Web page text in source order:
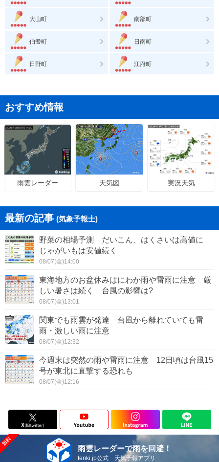
大山町 南部町
伯耆町 日南町
日野町 江府町
おすすめ情報
雨雲レーダー 天気図 実況天気
最新の記事 (気象予報士)
野菜の相場予測 だいこん、はくさいは高値に
じゃがいもは安値続く
08/07(金)14:00
東海地方のお盆休みはにわか雨や雷雨に注意 厳
しい暑さは続く 台風の影響は?
08/07(金)13:01
関東でも雨雲が発達 台風から離れていても雷
雨・激しい雨に注意
08/07(金)12:32
今週末は突然の雨や雷雨に注意 12日頃は台風15
号が東北に直撃する恐れも
08/07(金)12:16
雨雲レーダーで雨を回避！
tenki.jp公式 天気予報アプリ